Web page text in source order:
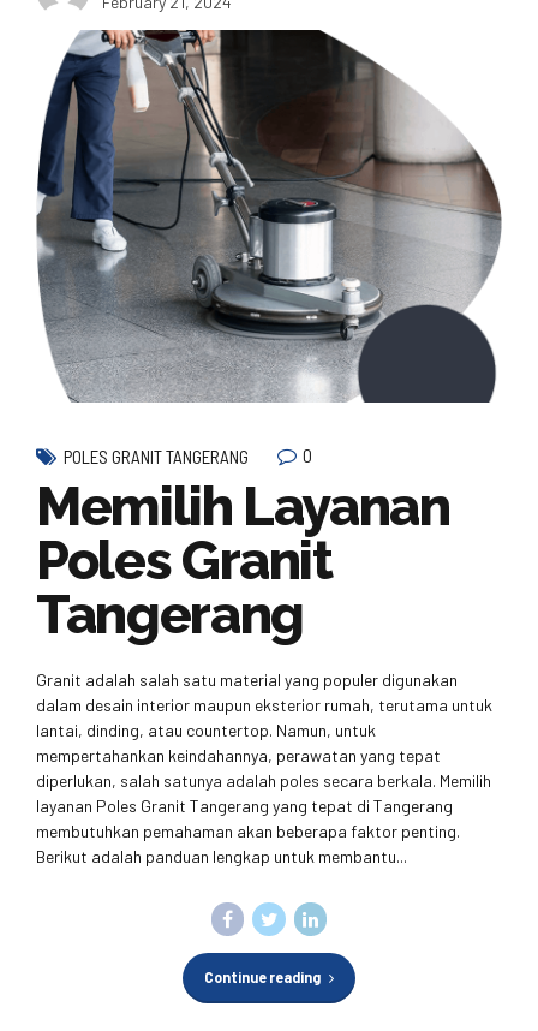
POLES GRANIT TANGERANG 0
Memilih Layanan
Poles Granit
Tangerang
Granit adalah salah satu material yang populer digunakan
dalam desain interior maupun eksterior rumah, terutama untuk
lantai, dinding, atau countertop. Namun, untuk
mempertahankan keindahannya, perawatan yang tepat
diperlukan, salah satunya adalah poles secara berkala. Memilih
layanan Poles Granit Tangerang yang tepat di Tangerang
membutuhkan pemahaman akan beberapa faktor penting.
Berikut adalah panduan lengkap untuk membantu...
Continue reading